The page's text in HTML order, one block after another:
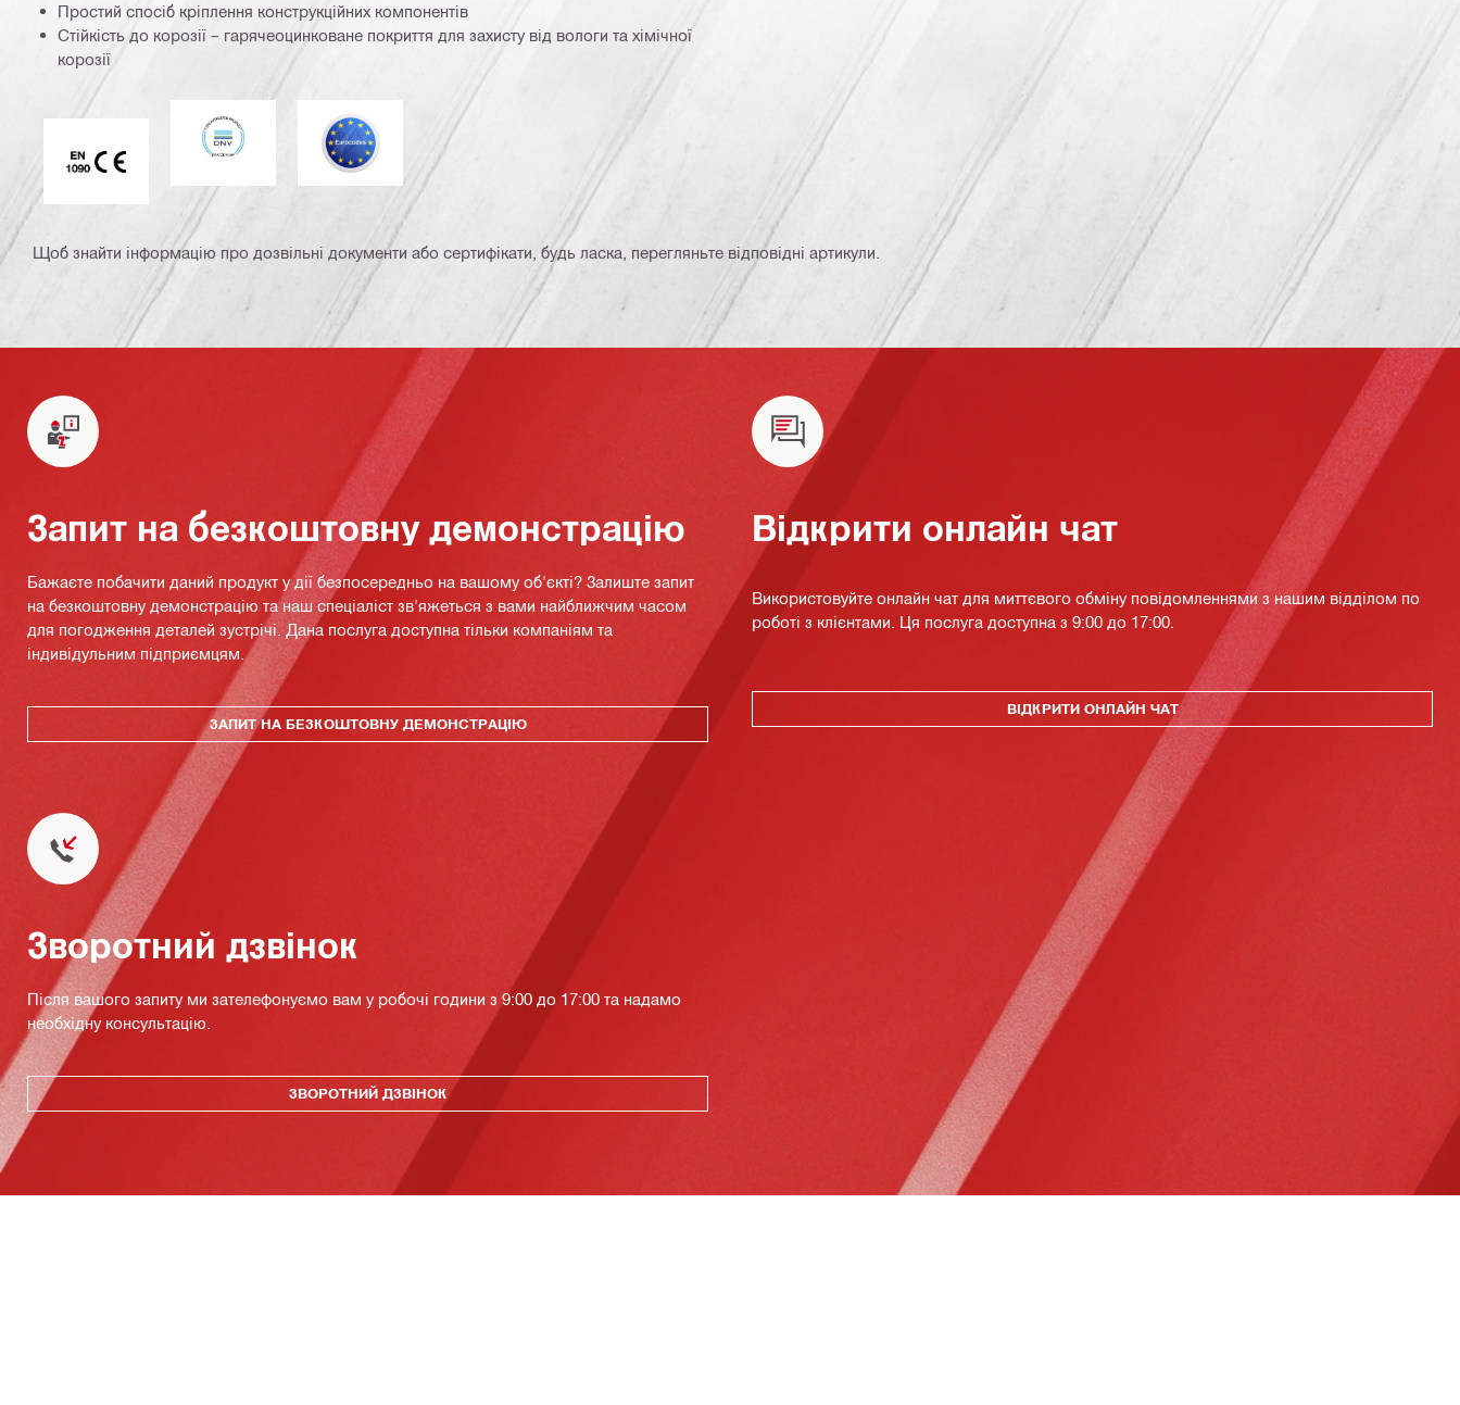
Простий спосіб кріплення конструкційних компонентів
Стійкість до корозії – гарячеоцинковане покриття для захисту від вологи та хімічної
корозії
Маркування CE EN 1090
DNV Єврокод
Щоб знайти інформацію про дозвільні документи або сертифікати, будь ласка, перегляньте відповідні артикули.
Запит на безкоштовну демонстрацію
Бажаєте побачити даний продукт у дії безпосередньо на вашому об'єкті? Залиште запит
на безкоштовну демонстрацію та наш спеціаліст зв'яжеться з вами найближчим часом
для погодження деталей зустрічі. Дана послуга доступна тільки компаніям та
індивідульним підприємцям.
ЗАПИТ НА БЕЗКОШТОВНУ ДЕМОНСТРАЦІЮ
Відкрити онлайн чат
Використовуйте онлайн чат для миттєвого обміну повідомленнями з нашим відділом по
роботі з клієнтами. Ця послуга доступна з 9:00 до 17:00.
ВІДКРИТИ ОНЛАЙН ЧАТ
Зворотний дзвінок
Після вашого запиту ми зателефонуємо вам у робочі години з 9:00 до 17:00 та надамо
необхідну консультацію.
ЗВОРОТНИЙ ДЗВІНОК